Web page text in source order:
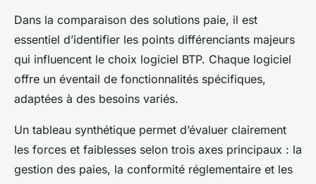
Dans la comparaison des solutions paie, il est
essentiel d’identifier les points différenciants majeurs
qui influencent le choix logiciel BTP. Chaque logiciel
offre un éventail de fonctionnalités spécifiques,
adaptées à des besoins variés.
Un tableau synthétique permet d’évaluer clairement
les forces et faiblesses selon trois axes principaux : la
gestion des paies, la conformité réglementaire et les